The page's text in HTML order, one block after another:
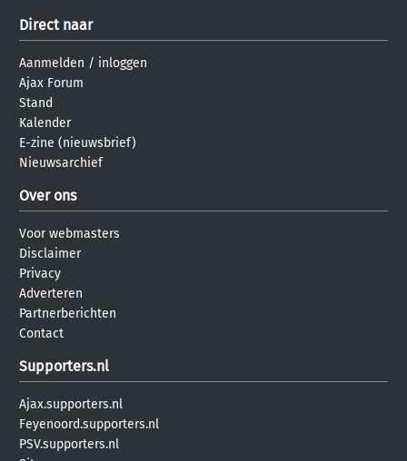
Direct naar
Aanmelden / inloggen
Ajax Forum
Stand
Kalender
E-zine (nieuwsbrief)
Nieuwsarchief
Over ons
Voor webmasters
Disclaimer
Privacy
Adverteren
Partnerberichten
Contact
Supporters.nl
Ajax.supporters.nl
Feyenoord.supporters.nl
PSV.supporters.nl